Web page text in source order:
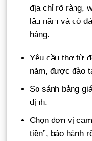
địa chỉ rõ ràng,
lâu năm và có
hàng.
Yêu cầu thợ từ
năm, được đào
So sánh bảng
định.
Chọn đơn vị
tiền”, bảo hành